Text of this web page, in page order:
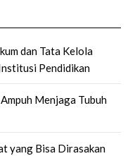
dan Tata Kelola
Pendidikan
Menjaga Tubuh
yang Bisa Dirasakan